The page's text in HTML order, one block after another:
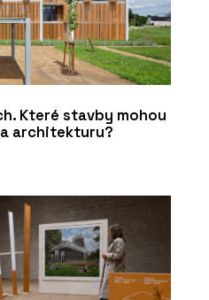
Které stavby mohou
architekturu?